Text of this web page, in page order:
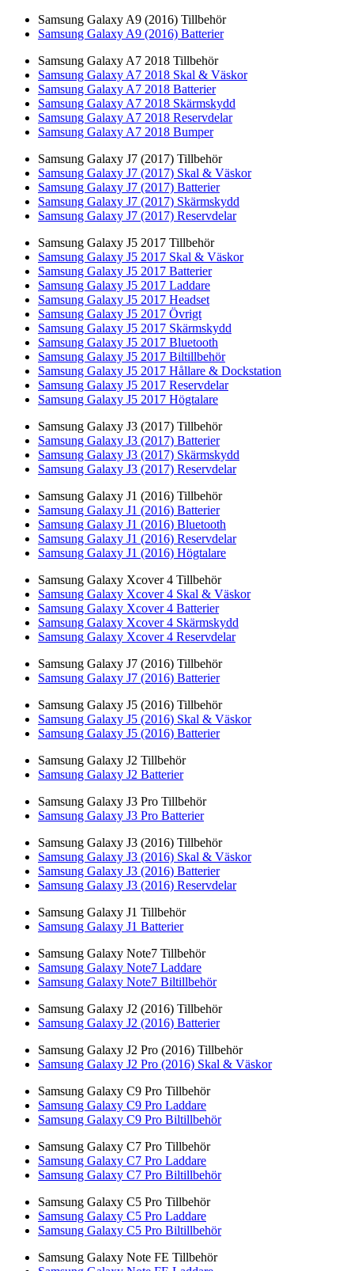
Samsung Galaxy A9 (2016) Tillbehör
Samsung Galaxy A9 (2016) Batterier
Samsung Galaxy A7 2018 Tillbehör
Samsung Galaxy A7 2018 Skal & Väskor
Samsung Galaxy A7 2018 Batterier
Samsung Galaxy A7 2018 Skärmskydd
Samsung Galaxy A7 2018 Reservdelar
Samsung Galaxy A7 2018 Bumper
Samsung Galaxy J7 (2017) Tillbehör
Samsung Galaxy J7 (2017) Skal & Väskor
Samsung Galaxy J7 (2017) Batterier
Samsung Galaxy J7 (2017) Skärmskydd
Samsung Galaxy J7 (2017) Reservdelar
Samsung Galaxy J5 2017 Tillbehör
Samsung Galaxy J5 2017 Skal & Väskor
Samsung Galaxy J5 2017 Batterier
Samsung Galaxy J5 2017 Laddare
Samsung Galaxy J5 2017 Headset
Samsung Galaxy J5 2017 Övrigt
Samsung Galaxy J5 2017 Skärmskydd
Samsung Galaxy J5 2017 Bluetooth
Samsung Galaxy J5 2017 Biltillbehör
Samsung Galaxy J5 2017 Hållare & Dockstation
Samsung Galaxy J5 2017 Reservdelar
Samsung Galaxy J5 2017 Högtalare
Samsung Galaxy J3 (2017) Tillbehör
Samsung Galaxy J3 (2017) Batterier
Samsung Galaxy J3 (2017) Skärmskydd
Samsung Galaxy J3 (2017) Reservdelar
Samsung Galaxy J1 (2016) Tillbehör
Samsung Galaxy J1 (2016) Batterier
Samsung Galaxy J1 (2016) Bluetooth
Samsung Galaxy J1 (2016) Reservdelar
Samsung Galaxy J1 (2016) Högtalare
Samsung Galaxy Xcover 4 Tillbehör
Samsung Galaxy Xcover 4 Skal & Väskor
Samsung Galaxy Xcover 4 Batterier
Samsung Galaxy Xcover 4 Skärmskydd
Samsung Galaxy Xcover 4 Reservdelar
Samsung Galaxy J7 (2016) Tillbehör
Samsung Galaxy J7 (2016) Batterier
Samsung Galaxy J5 (2016) Tillbehör
Samsung Galaxy J5 (2016) Skal & Väskor
Samsung Galaxy J5 (2016) Batterier
Samsung Galaxy J2 Tillbehör
Samsung Galaxy J2 Batterier
Samsung Galaxy J3 Pro Tillbehör
Samsung Galaxy J3 Pro Batterier
Samsung Galaxy J3 (2016) Tillbehör
Samsung Galaxy J3 (2016) Skal & Väskor
Samsung Galaxy J3 (2016) Batterier
Samsung Galaxy J3 (2016) Reservdelar
Samsung Galaxy J1 Tillbehör
Samsung Galaxy J1 Batterier
Samsung Galaxy Note7 Tillbehör
Samsung Galaxy Note7 Laddare
Samsung Galaxy Note7 Biltillbehör
Samsung Galaxy J2 (2016) Tillbehör
Samsung Galaxy J2 (2016) Batterier
Samsung Galaxy J2 Pro (2016) Tillbehör
Samsung Galaxy J2 Pro (2016) Skal & Väskor
Samsung Galaxy C9 Pro Tillbehör
Samsung Galaxy C9 Pro Laddare
Samsung Galaxy C9 Pro Biltillbehör
Samsung Galaxy C7 Pro Tillbehör
Samsung Galaxy C7 Pro Laddare
Samsung Galaxy C7 Pro Biltillbehör
Samsung Galaxy C5 Pro Tillbehör
Samsung Galaxy C5 Pro Laddare
Samsung Galaxy C5 Pro Biltillbehör
Samsung Galaxy Note FE Tillbehör